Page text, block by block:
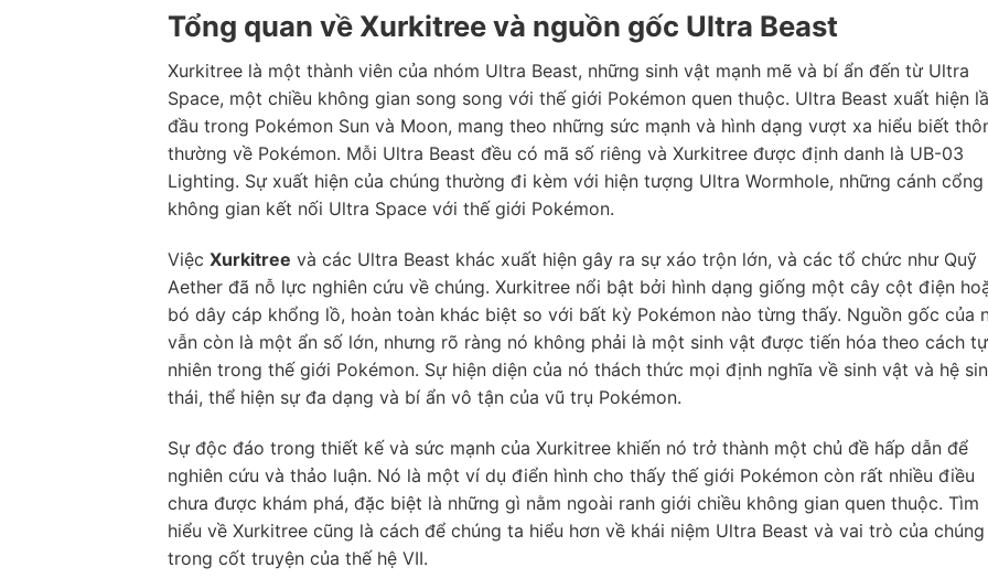
Tổng quan về Xurkitree và nguồn gốc Ultra Beast
Xurkitree là một thành viên của nhóm Ultra Beast, những sinh vật mạnh mẽ và bí ẩn đến từ Ultra
Space, một chiều không gian song song với thế giới Pokémon quen thuộc. Ultra Beast xuất hiện
đầu trong Pokémon Sun và Moon, mang theo những sức mạnh và hình dạng vượt xa hiểu biết
thường về Pokémon. Mỗi Ultra Beast đều có mã số riêng và Xurkitree được định danh là UB-03
Lighting. Sự xuất hiện của chúng thường đi kèm với hiện tượng Ultra Wormhole, những cánh cổng
không gian kết nối Ultra Space với thế giới Pokémon.
Việc Xurkitree và các Ultra Beast khác xuất hiện gây ra sự xáo trộn lớn, và các tổ chức như Quỹ
Aether đã nỗ lực nghiên cứu về chúng. Xurkitree nổi bật bởi hình dạng giống một cây cột điện
bó dây cáp khổng lồ, hoàn toàn khác biệt so với bất kỳ Pokémon nào từng thấy. Nguồn gốc của
vẫn còn là một ẩn số lớn, nhưng rõ ràng nó không phải là một sinh vật được tiến hóa theo cách tự
nhiên trong thế giới Pokémon. Sự hiện diện của nó thách thức mọi định nghĩa về sinh vật và hệ
thái, thể hiện sự đa dạng và bí ẩn vô tận của vũ trụ Pokémon.
Sự độc đáo trong thiết kế và sức mạnh của Xurkitree khiến nó trở thành một chủ đề hấp dẫn để
nghiên cứu và thảo luận. Nó là một ví dụ điển hình cho thấy thế giới Pokémon còn rất nhiều điều
chưa được khám phá, đặc biệt là những gì nằm ngoài ranh giới chiều không gian quen thuộc. Tìm
hiểu về Xurkitree cũng là cách để chúng ta hiểu hơn về khái niệm Ultra Beast và vai trò của chúng
trong cốt truyện của thế hệ VII.